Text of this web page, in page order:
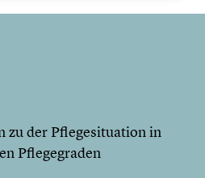
zu der Pflegesituation in
Pflegegraden